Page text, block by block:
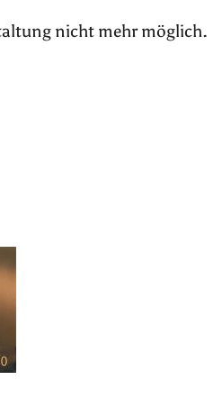
nicht mehr möglich.